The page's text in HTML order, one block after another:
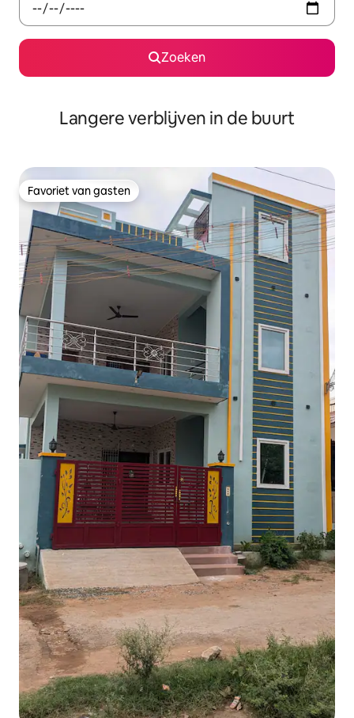
Zoeken
Langere verblijven in de buurt
Favoriet van gasten
Favoriet van gasten